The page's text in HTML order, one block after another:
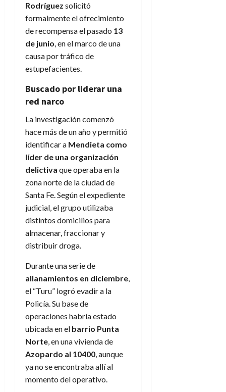
Rodríguez solicitó
formalmente el ofrecimiento
de recompensa el pasado 13
de junio, en el marco de una
causa por tráfico de
estupefacientes.
Buscado por liderar una
red narco
La investigación comenzó
hace más de un año y permitió
identificar a Mendieta como
líder de una organización
delictiva que operaba en la
zona norte de la ciudad de
Santa Fe. Según el expediente
judicial, el grupo utilizaba
distintos domicilios para
almacenar, fraccionar y
distribuir droga.
Durante una serie de
allanamientos en diciembre,
el “Turu” logró evadir a la
Policía. Su base de
operaciones habría estado
ubicada en el barrio Punta
Norte, en una vivienda de
Azopardo al 10400, aunque
ya no se encontraba allí al
momento del operativo.